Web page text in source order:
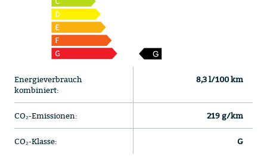
Energieverbrauch
kombiniert:
8,3 l/100 km
CO₂-Emissionen: 219 g/km
CO₂-Klasse: G